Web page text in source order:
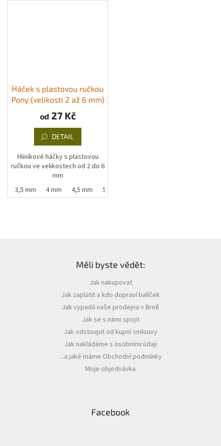
Háček s plastovou ručkou
Pony (velikosti 2 až 6 mm)
od 27 Kč
DETAIL
Hliníkové háčky s plastovou
ručkou ve velikostech od 2 do 6
mm
3,5 mm 4 mm 4,5 mm 5 mm
Měli byste vědět:
Jak nakupovat
Jak zaplatit a kdo dopraví balíček
Jak vypadá naše prodejna v Brně
Jak se s námi spojit
Jak odstoupit od kupní smlouvy
Jak nakládáme s osobními údaji
...a jaké máme Obchodní podmínky
Moje objednávka
Facebook